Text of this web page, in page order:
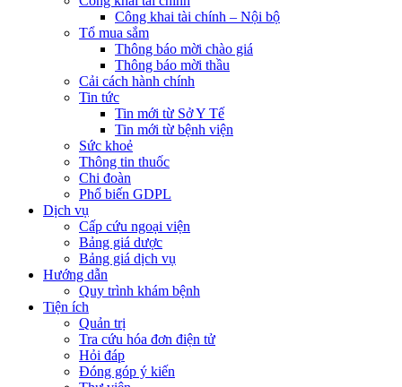
Công khai tài chính – Nội bộ
Tổ mua sắm
Thông báo mời chào giá
Thông báo mời thầu
Cải cách hành chính
Tin tức
Tin mới từ Sở Y Tế
Tin mới từ bệnh viện
Sức khoẻ
Thông tin thuốc
Chi đoàn
Phổ biến GDPL
Dịch vụ
Cấp cứu ngoại viện
Bảng giá dược
Bảng giá dịch vụ
Hướng dẫn
Quy trình khám bệnh
Tiện ích
Quản trị
Tra cứu hóa đơn điện tử
Hỏi đáp
Đóng góp ý kiến